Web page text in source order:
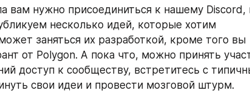
вам нужно присоединиться к нашему Discord,
несколько идей, которые хотим
заняться их разработкой, кроме того вы
от Polygon. А пока что, можно принять
доступ к сообществу, встретитесь с
свои идеи и провести мозговой штурм.